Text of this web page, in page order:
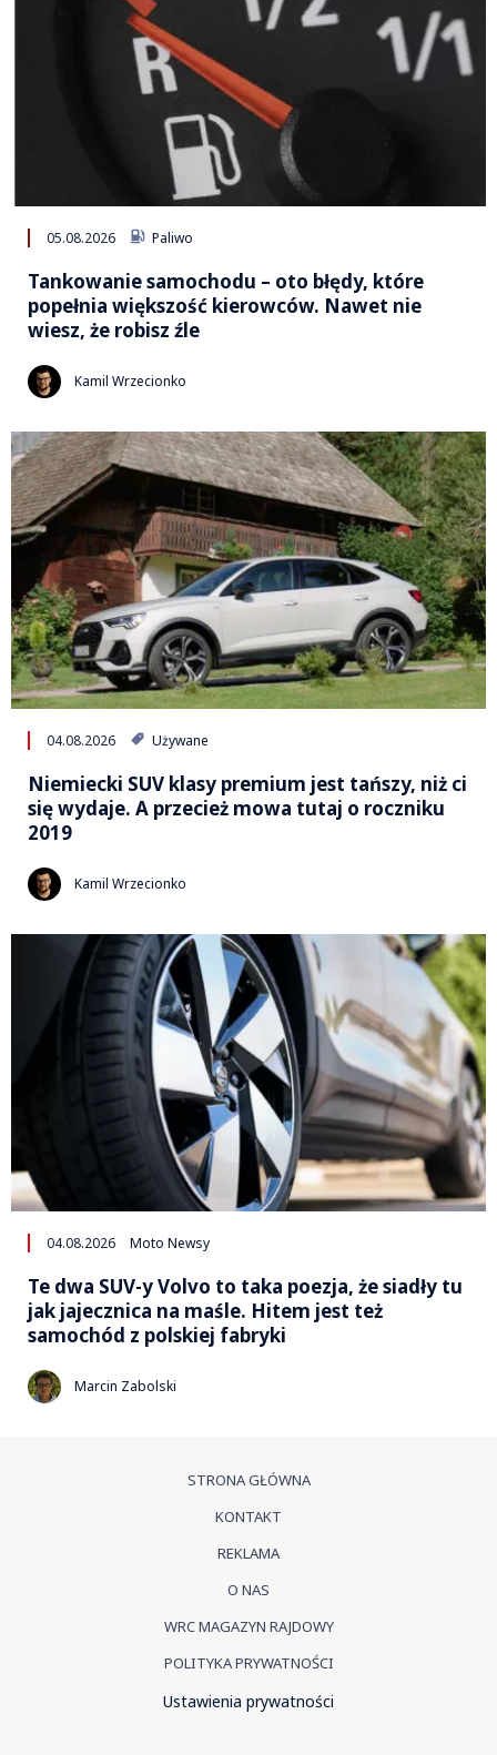
05.08.2026 Paliwo
Tankowanie samochodu – oto błędy, które
popełnia większość kierowców. Nawet nie
wiesz, że robisz źle
Kamil Wrzecionko
04.08.2026 Używane
Niemiecki SUV klasy premium jest tańszy, niż ci
się wydaje. A przecież mowa tutaj o roczniku
2019
Kamil Wrzecionko
04.08.2026 Moto Newsy
Te dwa SUV-y Volvo to taka poezja, że siadły tu
jak jajecznica na maśle. Hitem jest też
samochód z polskiej fabryki
Marcin Zabolski
STRONA GŁÓWNA
KONTAKT
REKLAMA
O NAS
WRC MAGAZYN RAJDOWY
POLITYKA PRYWATNOŚCI
Ustawienia prywatności